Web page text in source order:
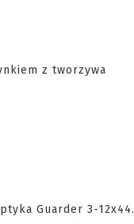
z tworzywa
Guarder 3-12x44.